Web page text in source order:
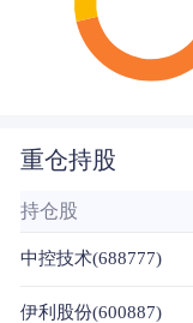
重仓持股
持仓股
中控技术(688777)
伊利股份(600887)